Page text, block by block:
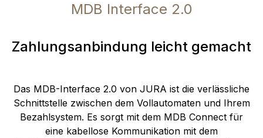
MDB Interface 2.0
Zahlungsanbindung leicht gemacht
Das MDB-Interface 2.0 von JURA ist die verlässliche
Schnittstelle zwischen dem Vollautomaten und Ihrem
Bezahlsystem. Es sorgt mit dem MDB Connect für
eine kabellose Kommunikation mit dem